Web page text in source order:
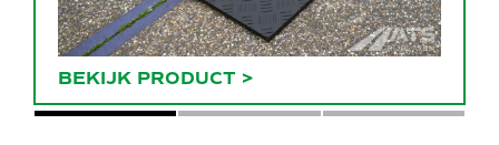
BEKIJK PRODUCT >